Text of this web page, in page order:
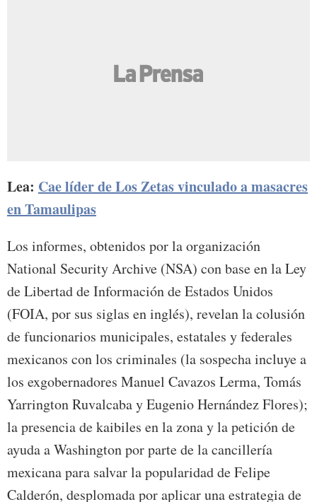
Lea: Cae líder de Los Zetas vinculado a masacres
en Tamaulipas
Los informes, obtenidos por la organización
National Security Archive (NSA) con base en la Ley
de Libertad de Información de Estados Unidos
(FOIA, por sus siglas en inglés), revelan la colusión
de funcionarios municipales, estatales y federales
mexicanos con los criminales (la sospecha incluye a
los exgobernadores Manuel Cavazos Lerma, Tomás
Yarrington Ruvalcaba y Eugenio Hernández Flores);
la presencia de kaibiles en la zona y la petición de
ayuda a Washington por parte de la cancillería
mexicana para salvar la popularidad de Felipe
Calderón, desplomada por aplicar una estrategia de